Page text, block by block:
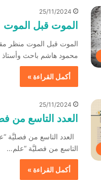
25/11/2024
الموت قبل الموت
الموت قبل الموت منظر
محمود هاشم باحث وأستاذ
أكمل القراءة »
25/11/2024
العدد التاسع من
العدد التاسع من فصليَّة
التاسع من فصليَّة “علم…
أكمل القراءة »